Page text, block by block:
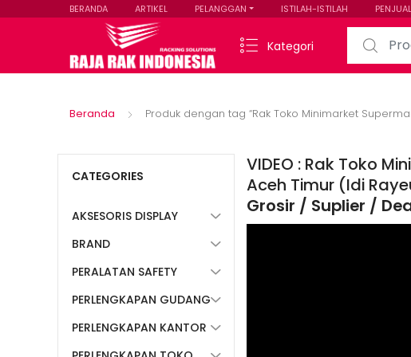
BERANDA ARTIKEL PELANGGAN ISTILAH-ISTILAH
Kategori
Search for:
Beranda Produk dengan tag “Rak Toko Minimarket
VIDEO : Rak Toko
Aceh Timur (Idi
Grosir / Suplier /
CATEGORIES
AKSESORIS DISPLAY
BRAND
PERALATAN SAFETY
PERLENGKAPAN GUDANG
PERLENGKAPAN KANTOR